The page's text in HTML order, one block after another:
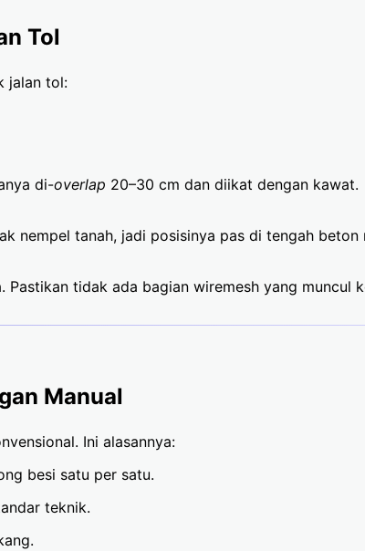
Tol
jalan tol:
di-overlap 20–30 cm dan diikat dengan kawat.
nempel tanah, jadi posisinya pas di tengah beton
tidak ada bagian wiremesh yang muncul
Manual
Ini alasannya:
besi satu per satu.
teknik.